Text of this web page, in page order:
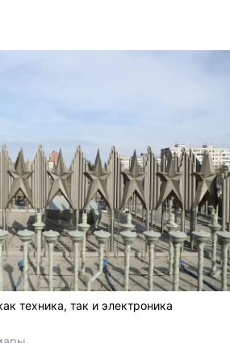
техника, так и электроника